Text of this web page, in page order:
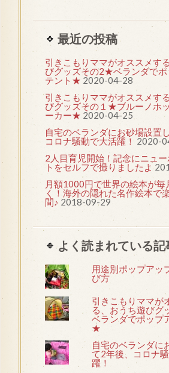
最近の投稿
引きこもりママがオススメす
びグッズその2★ベランダでポ
テント★ 2020-04-28
引きこもりママがオススメす
びグッズその１★ブルーノホ
ーカー★ 2020-04-25
自宅のベランダにお砂場設置
コロナ騒動で大活躍！ 2020-
2人目育児開始！記念にニュ
トをセルフで撮りましたよ
月額1000円で世界の絵本が毎
く！海外の隠れた名作絵本で
間♪ 2018-09-29
よく読まれている記
用途別ポップアッ
び方
引きこもりママが
る、おうち遊び
ベランダでポップ
★
自宅のベランダに
て2年後、コロナ
躍！